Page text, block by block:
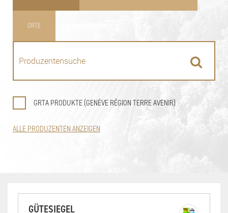
ORTE
GRTA PRODUKTE (GENÈVE RÉGION TERRE AVENIR)
ALLE PRODUZENTEN ANZEIGEN
GÜTESIEGEL